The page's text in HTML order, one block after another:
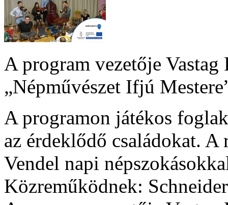
A program vezetője Vastag
„Népművészet Ifjú
A programon játékos
az érdeklődő családokat. A
Vendel napi
Közreműködnek: